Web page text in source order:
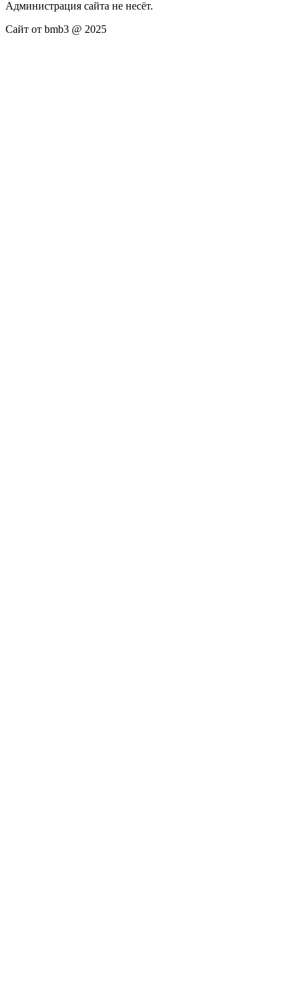
Администрация сайта не несёт.
Сайт от bmb3 @ 2025